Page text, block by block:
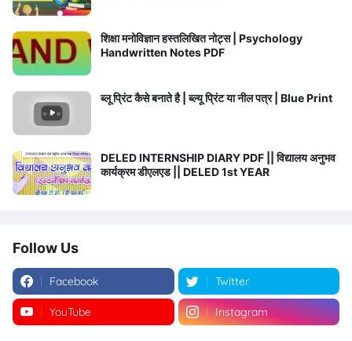
शिक्षा मनोविज्ञान हस्तलिखित नोट्स | Psychology
Handwritten Notes PDF
ब्लू प्रिंट कैसे बनाते है | ब्ल्यू प्रिंट या नील पत्र | Blue Print
DELED INTERNSHIP DIARY PDF || विद्यालय अनुभव
कार्यक्रम डीएलएड || DELED 1st YEAR
Follow Us
Facebook Twitter
YouTube Instagram